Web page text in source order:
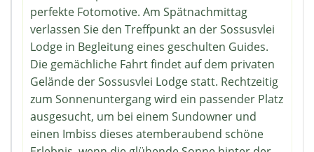
perfekte Fotomotive. Am Spätnachmittag
verlassen Sie den Treffpunkt an der Sossusvlei
Lodge in Begleitung eines geschulten Guides.
Die gemächliche Fahrt findet auf dem privaten
Gelände der Sossusvlei Lodge statt. Rechtzeitig
zum Sonnenuntergang wird ein passender Platz
ausgesucht, um bei einem Sundowner und
einen Imbiss dieses atemberaubend schöne